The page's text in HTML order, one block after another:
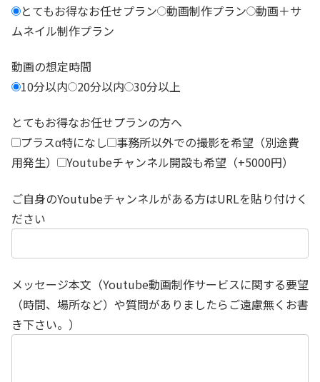
とてもお得なお任せプラン 動画制作プラン 動画＋サ
ムネイル制作プラン
動画の想定時間
10分以内
20分以内 30分以上
とてもお得なお任せプランの方へ
プラスα特になし
事務所以外での撮影を希望（別途費
用発生）
Youtubeチャンネル開設も希望（+5000円）
ご自身のYoutubeチャンネルがある方はURLを貼り付けく
ださい
メッセージ本文（Youtube動画制作サービスに関する要望
（時間、場所など）や質問がありましたらご遠慮無くお書
き下さい。）